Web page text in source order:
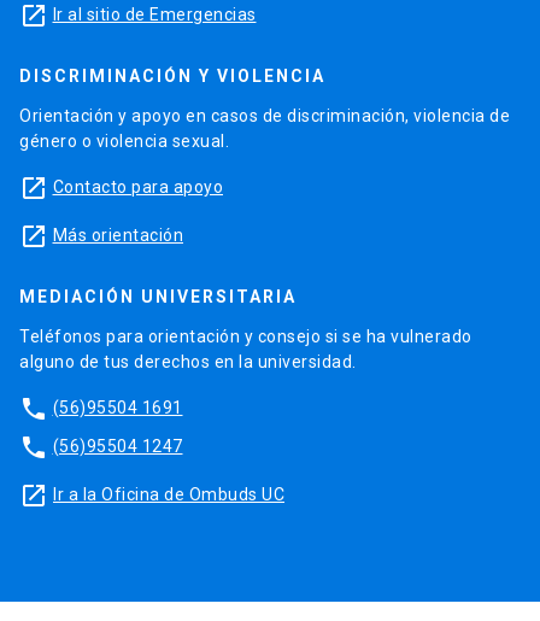
launch Ir al sitio de Emergencias
DISCRIMINACIÓN Y VIOLENCIA
Orientación y apoyo en casos de discriminación, violencia de
género o violencia sexual.
launch Contacto para apoyo
launch Más orientación
MEDIACIÓN UNIVERSITARIA
Teléfonos para orientación y consejo si se ha vulnerado
alguno de tus derechos en la universidad.
phone (56)95504 1691
phone (56)95504 1247
launch Ir a la Oficina de Ombuds UC